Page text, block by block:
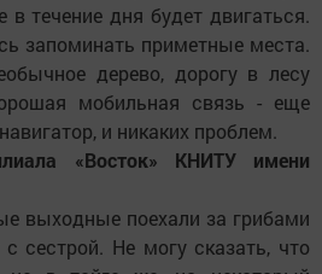
в течение дня будет двигаться.
запоминать приметные места.
дерево, дорогу в лесу
мобильная связь - еще
и никаких проблем.
«Восток» КНИТУ имени
выходные поехали за грибами
сестрой. Не могу сказать, что